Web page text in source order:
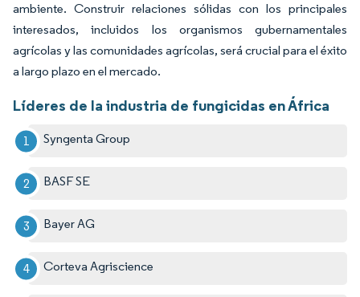
ambiente. Construir relaciones sólidas con los principales
interesados, incluidos los organismos gubernamentales
agrícolas y las comunidades agrícolas, será crucial para el éxito
a largo plazo en el mercado.
Líderes de la industria de fungicidas en África
Syngenta Group
BASF SE
Bayer AG
Corteva Agriscience